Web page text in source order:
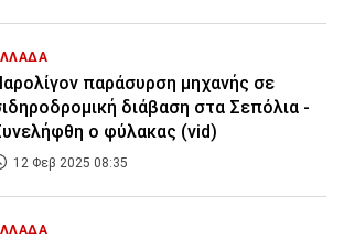
παράσυρση μηχανής σε
διάβαση στα Σεπόλια -
ο φύλακας (vid)
12 Φεβ 2025 08:35